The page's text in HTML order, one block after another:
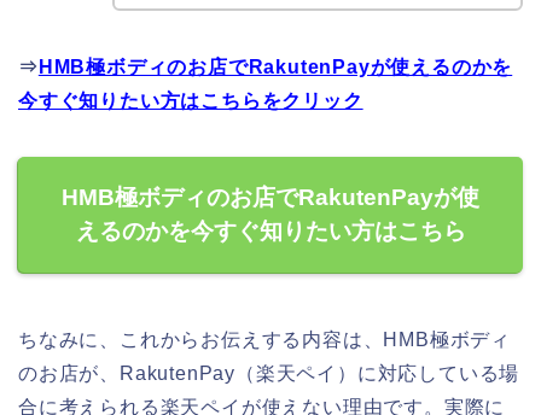
⇒ HMB極ボディのお店でRakutenPayが使えるのかを
今すぐ知りたい方はこちらをクリック
HMB極ボディのお店でRakutenPayが使
えるのかを今すぐ知りたい方はこちら
ちなみに、これからお伝えする内容は、HMB極ボディ
のお店が、RakutenPay（楽天ペイ）に対応している場
合に考えられる楽天ペイが使えない理由です。実際に